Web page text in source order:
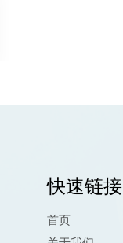
快速链接
首页